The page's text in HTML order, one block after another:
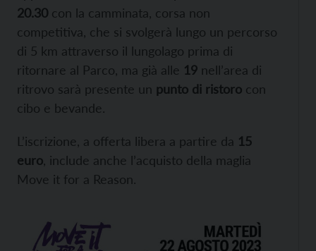
20.30 con la camminata, corsa non
competitiva, che si svolgerà lungo un percorso
di 5 km attraverso il lungolago prima di
ritornare al Parco, ma già alle 19 nell’area di
ritrovo sarà presente un punto di ristoro con
cibo e bevande.
L’iscrizione, a offerta libera a partire da 15
euro , include anche l’acquisto della maglia
Move it for a Reason.